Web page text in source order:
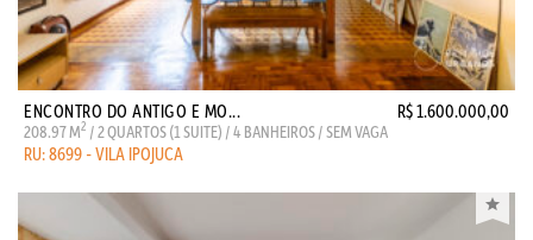
ENCONTRO DO ANTIGO E MO... R$ 1.600.000,00
208.97 M2 / 2 QUARTOS (1 SUITE) / 4 BANHEIROS / SEM VAGA
RU: 8699 - VILA IPOJUCA